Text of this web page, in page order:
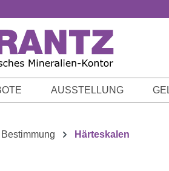
AUSSTELLUNG
Bestimmung Härteskalen